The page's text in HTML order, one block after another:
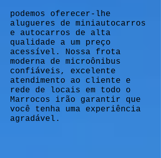
podemos oferecer-lhe
alugueres de miniautocarros
e autocarros de alta
qualidade a um preço
acessível. Nossa frota
moderna de microônibus
confiáveis, excelente
atendimento ao cliente e
rede de locais em todo o
Marrocos irão garantir que
você tenha uma experiência
agradável.